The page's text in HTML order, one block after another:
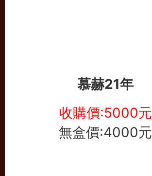
慕赫21年
收購價:5000元
無盒價:4000元